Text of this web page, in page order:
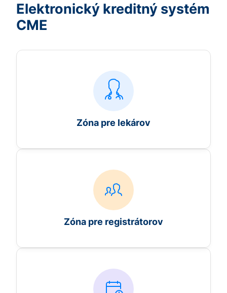
Elektronický kreditný systém
CME
Zóna pre lekárov
Zóna pre registrátorov